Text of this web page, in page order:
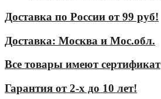
Доставка по России от 99 руб!
Доставка: Москва и Мос.обл.
Все товары имеют сертификат
Гарантия от 2-х до 10 лет!